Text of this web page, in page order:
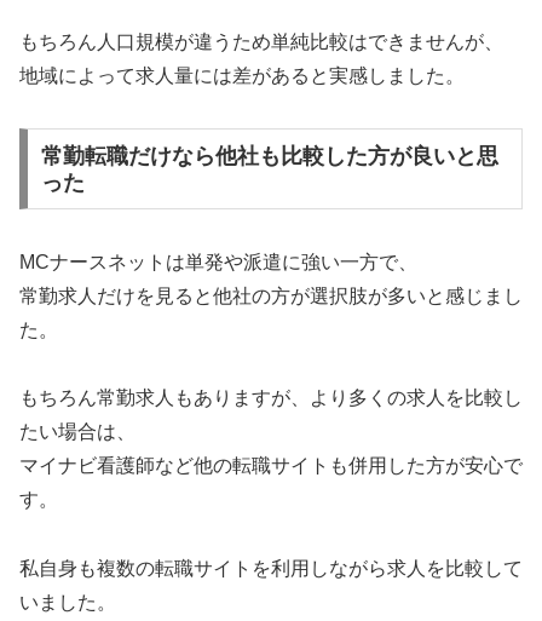
もちろん人口規模が違うため単純比較はできませんが、
地域によって求人量には差があると実感しました。
常勤転職だけなら他社も比較した方が良いと思
った
MCナースネットは単発や派遣に強い一方で、
常勤求人だけを見ると他社の方が選択肢が多いと感じまし
た。
もちろん常勤求人もありますが、より多くの求人を比較し
たい場合は、
マイナビ看護師など他の転職サイトも併用した方が安心で
す。
私自身も複数の転職サイトを利用しながら求人を比較して
いました。